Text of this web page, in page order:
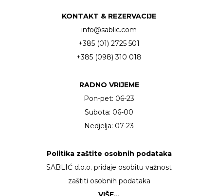
KONTAKT & REZERVACIJE
info@sablic.com
+385 (01) 2725 501
+385 (098) 310 018
RADNO VRIJEME
Pon-pet: 06-23
Subota: 06-00
Nedjelja: 07-23
Politika zaštite osobnih podataka
SABLIĆ d.o.o. pridaje osobitu važnost
zaštiti osobnih podataka